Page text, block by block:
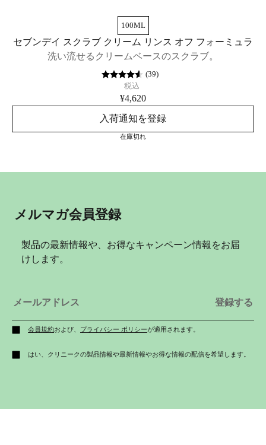
100ML
セブンデイ スクラブ クリーム リンス オフ フォーミュラ
洗い流せるクリームベースのスクラブ。
(39)
税込
¥4,620
入荷通知を登録
在庫切れ
メルマガ会員登録
製品の最新情報や、お得なキャンペーン情報をお届
けします。
会員規約および、 プライバシー ポリシーが適用されます。
はい、クリニークの製品情報や最新情報やお得な情報の配信を希望します。